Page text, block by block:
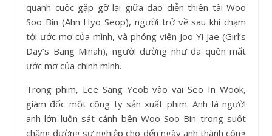
quanh cuộc gặp gỡ lại giữa đạo diễn thiên tài Woo
Soo Bin (Ahn Hyo Seop), người trở về sau khi chạm
tới ước mơ của mình, và phóng viên Joo Yi Jae (Girl’s
Day’s Bang Minah), người dường như đã quên mất
ước mơ của chính mình.
Trong phim, Lee Sang Yeob vào vai Seo In Wook,
giám đốc một công ty sản xuất phim. Anh là người
anh lớn luôn sát cánh bên Woo Soo Bin trong suốt
chặng đường sự nghiệp cho đến ngày anh thành công